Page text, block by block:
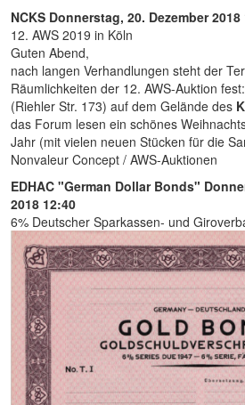
NCKS Donnerstag, 20. Dezember 2018
12. AWS 2019 in Köln
Guten Abend,
nach langen Verhandlungen steht der
Räumlichkeiten der 12. AWS-Auktion fest:
(Riehler Str. 173) auf dem Gelände des
das Forum lesen ein schönes
Jahr (mit vielen neuen Stücken für die
Nonvaleur Concept / AWS-Auktionen
EDHAC "German Dollar Bonds"
2018 12:40
6% Deutscher Sparkassen- und